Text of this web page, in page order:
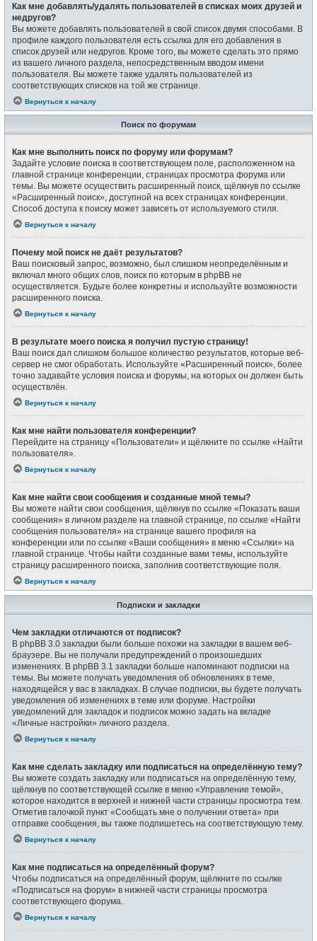
Как мне добавлять/удалять пользователей в списках моих друзей и
недругов?
Вы можете добавлять пользователей в свой список двумя способами. В
профиле каждого пользователя есть ссылка для его добавления в
список друзей или недругов. Кроме того, вы можете сделать это прямо
из вашего личного раздела, непосредственным вводом имени
пользователя. Вы можете также удалять пользователей из
соответствующих списков на той же странице.
Вернуться к началу
Поиск по форумам
Как мне выполнить поиск по форуму или форумам?
Задайте условие поиска в соответствующем поле, расположенном на
главной странице конференции, страницах просмотра форума или
темы. Вы можете осуществить расширенный поиск, щёлкнув по ссылке
«Расширенный поиск», доступной на всех страницах конференции.
Способ доступа к поиску может зависеть от используемого стиля.
Вернуться к началу
Почему мой поиск не даёт результатов?
Ваш поисковый запрос, возможно, был слишком неопределённым и
включал много общих слов, поиск по которым в phpBB не
осуществляется. Будьте более конкретны и используйте возможности
расширенного поиска.
Вернуться к началу
В результате моего поиска я получил пустую страницу!
Ваш поиск дал слишком большое количество результатов, которые веб-
сервер не смог обработать. Используйте «Расширенный поиск», более
точно задавайте условия поиска и форумы, на которых он должен быть
осуществлён.
Вернуться к началу
Как мне найти пользователя конференции?
Перейдите на страницу «Пользователи» и щёлкните по ссылке «Найти
пользователя».
Вернуться к началу
Как мне найти свои сообщения и созданные мной темы?
Вы можете найти свои сообщения, щёлкнув по ссылке «Показать ваши
сообщения» в личном разделе на главной странице, по ссылке «Найти
сообщения пользователя» на странице вашего профиля на
конференции или по ссылке «Ваши сообщения» в меню «Ссылки» на
главной странице. Чтобы найти созданные вами темы, используйте
страницу расширенного поиска, заполнив соответствующие поля.
Вернуться к началу
Подписки и закладки
Чем закладки отличаются от подписок?
В phpBB 3.0 закладки были больше похожи на закладки в вашем веб-
браузере. Вы не получали предупреждений о произошедших
изменениях. В phpBB 3.1 закладки больше напоминают подписки на
темы. Вы можете получать уведомления об обновлениях в теме,
находящейся у вас в закладках. В случае подписки, вы будете получать
уведомления об изменениях в теме или форуме. Настройки
уведомлений для закладок и подписок можно задать на вкладке
«Личные настройки» личного раздела.
Вернуться к началу
Как мне сделать закладку или подписаться на определённую тему?
Вы можете создать закладку или подписаться на определённую тему,
щёлкнув по соответствующей ссылке в меню «Управление темой»,
которое находится в верхней и нижней части страницы просмотра тем.
Отметив галочкой пункт «Сообщать мне о получении ответа» при
отправке сообщения, вы также подпишетесь на соответствующую тему.
Вернуться к началу
Как мне подписаться на определённый форум?
Чтобы подписаться на определённый форум, щёлкните по ссылке
«Подписаться на форум» в нижней части страницы просмотра
соответствующего форума.
Вернуться к началу